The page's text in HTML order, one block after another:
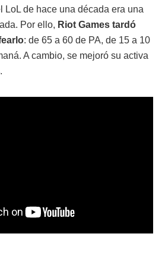
LoL de hace una década era una
Por ello, Riot Games tardó
: de 65 a 60 de PA, de 15 a 10
A cambio, se mejoró su activa